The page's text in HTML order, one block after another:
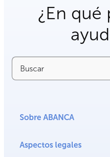
¿En qué
Buscar
Sobre ABANCA
Aspectos legales